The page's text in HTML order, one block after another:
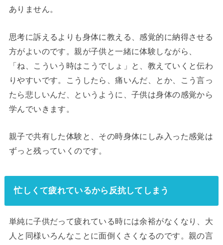
ありません。
思考に訴えるよりも身体に教える、感覚的に納得させる
方がよいのです。親が子供と一緒に体験しながら、
「ね、こういう時はこうでしょ」と、教えていくと伝わ
りやすいです。こうしたら、痛いんだ、とか、こう言っ
たら悲しいんだ、というように、子供は身体の感覚から
学んでいきます。
親子で共有した体験と、その時身体にしみ入った感覚は
ずっと残っていくのです。
忙しくて疲れているから反抗してしまう
単純に子供だって疲れている時には余裕がなくなり、大
人と同様いろんなことに面倒くさくなるのです。親の言